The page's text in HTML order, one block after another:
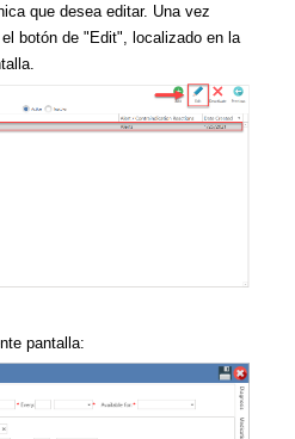
que desea editar. Una vez
botón de "Edit", localizado en la
pantalla: